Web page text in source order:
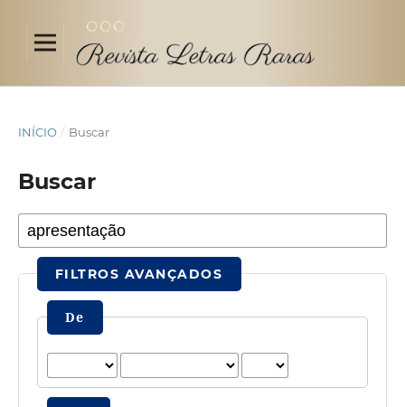
INÍCIO / Buscar
Buscar
FILTROS AVANÇADOS
De